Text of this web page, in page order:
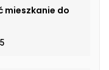
mieszkanie do